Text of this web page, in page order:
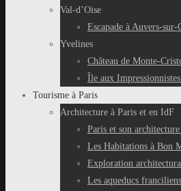
Val-d’Oise
Escapade à Auvers-sur-
Yvelines
Château de Monte-
Île aux
Tourisme à Paris
Architecture à Paris et en IdF
Paris et son
Les Habitations à Bon
Exploration
Les aqueducs franciliens